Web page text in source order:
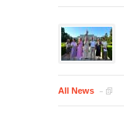
All News